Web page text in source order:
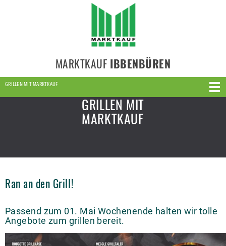
MARKTKAUF IBBENBÜREN
GRILLEN MIT MARKTKAUF
GRILLEN MIT
MARKTKAUF
Ran an den Grill!
Passend zum 01. Mai Wochenende halten wir tolle
Angebote zum grillen bereit.